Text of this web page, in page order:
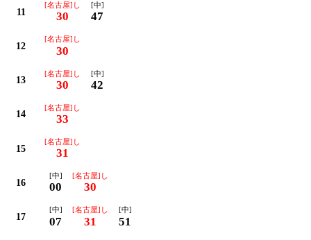
11
[名古屋]し
30
[中]
47
12
[名古屋]し
30
13
[名古屋]し
30
[中]
42
14
[名古屋]し
33
15
[名古屋]し
31
16
[中]
00
[名古屋]し
30
17
[中]
07
[名古屋]し
31
[中]
51